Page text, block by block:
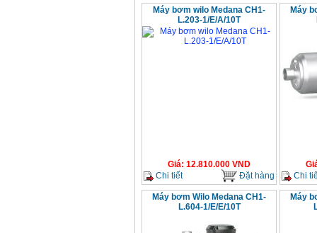
Máy bơm wilo Medana CH1-
L.203-1/E/A/10T
Giá: 12.810.000 VND
Chi tiết
Đặt hàng
Máy
Chi
Máy bơm Wilo Medana CH1-
L.604-1/E/E/10T
Máy